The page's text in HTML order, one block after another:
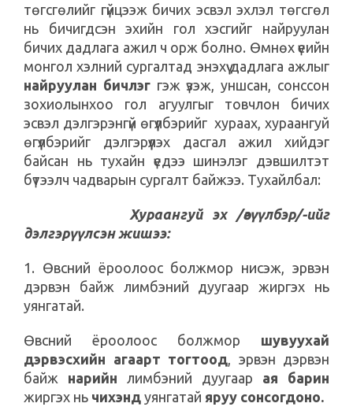
төгсгөлийг гүйцээж бичих эсвэл эхлэл төгсгөл
нь бичигдсэн эхийн гол хэсгийг найруулан
бичих дадлага ажил ч орж болно. Өмнөх үеийн
монгол хэлний сургалтад энэхүү дадлага ажлыг
найруулан бичлэггэж үзэж, уншсан, сонссон
зохиолынхоо гол агуулгыг товчлон бичих
эсвэл дэлгэрэнгүй өгүүлбэрийг хураах, хураангуй
өгүүлбэрийг дэлгэрүүлэх дасгал ажил хийдэг
байсан нь тухайн үедээ шинэлэг дэвшилтэт
бүтээлч чадварын сургалт байжээ. Тухайлбал:
Хураангуй эх /өгүүлбэр/-ийг
дэлгэрүүлсэн жишээ:
1. Өвсний ёроолоос болжмор нисэж, эрвэн
дэрвэн байж лимбэний дуугаар жиргэх нь
уянгатай.
Өвсний ёроолоос болжмор шувуухай
дэрвэсхийн агаарт тогтоод, эрвэн дэрвэн
байж нарийн лимбэний дуугаар ая барин
жиргэх нь чихэнд уянгатай яруу сонсогдоно.